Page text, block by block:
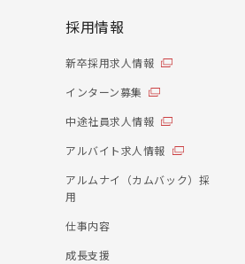
採用情報
新卒採用求人情報
インターン募集
中途社員求人情報
アルバイト求人情報
アルムナイ（カムバック）採
用
仕事内容
成長支援